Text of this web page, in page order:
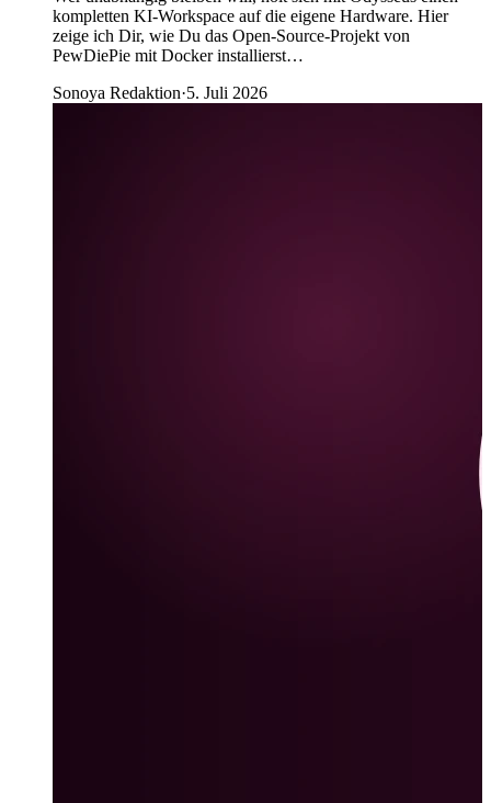
kompletten KI-Workspace auf die eigene Hardware. Hier
zeige ich Dir, wie Du das Open-Source-Projekt von
PewDiePie mit Docker installierst…
Sonoya Redaktion·5. Juli 2026